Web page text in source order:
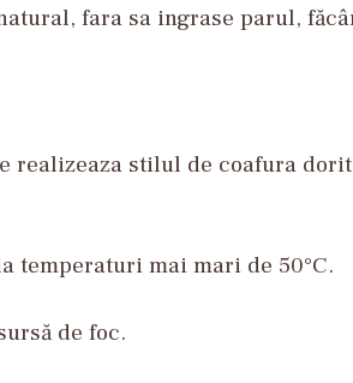
fara sa ingrase parul,
realizeaza stilul de coafura
temperaturi mai mari de 50°C.
de foc.